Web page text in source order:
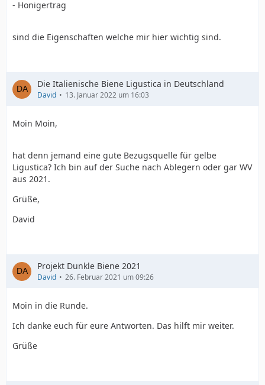
- Honigertrag
sind die Eigenschaften welche mir hier wichtig sind.
Die Italienische Biene Ligustica in Deutschland
David 13. Januar 2022 um 16:03
Moin Moin,
hat denn jemand eine gute Bezugsquelle für gelbe
Ligustica? Ich bin auf der Suche nach Ablegern oder gar WV
aus 2021.
Grüße,
David
Projekt Dunkle Biene 2021
David 26. Februar 2021 um 09:26
Moin in die Runde.
Ich danke euch für eure Antworten. Das hilft mir weiter.
Grüße